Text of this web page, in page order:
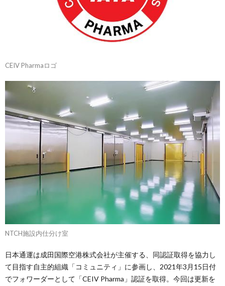
CEIV Pharmaロゴ
NTCH施設内仕分け室
日本通運は成田国際空港株式会社が主催する、同認証取得を協力し
て目指す自主的組織「コミュニティ」に参画し、2021年3月15日付
でフォワーダーとして「CEIV Pharma」認証を取得。今回は更新を